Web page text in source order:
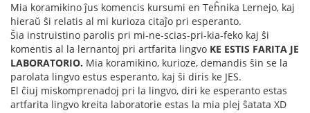
Mia koramikino ĵus komencis kursumi en Teĥnika Lernejo, kaj
hieraŭ ŝi relatis al mi kurioza citaĵo pri esperanto.
Ŝia instruistino parolis pri mi-ne-scias-pri-kia-feko kaj ŝi
komentis al la lernantoj pri artfarita lingvo KE ESTIS FARITA JE
LABORATORIO. Mia koramikino, kurioze, demandis ŝin se la
parolata lingvo estus esperanto, kaj ŝi diris ke JES.
El ĉiuj miskomprenadoj pri la lingvo, diri ke esperanto estas
artfarita lingvo kreita laboratorie estas la mia plej ŝatata XD